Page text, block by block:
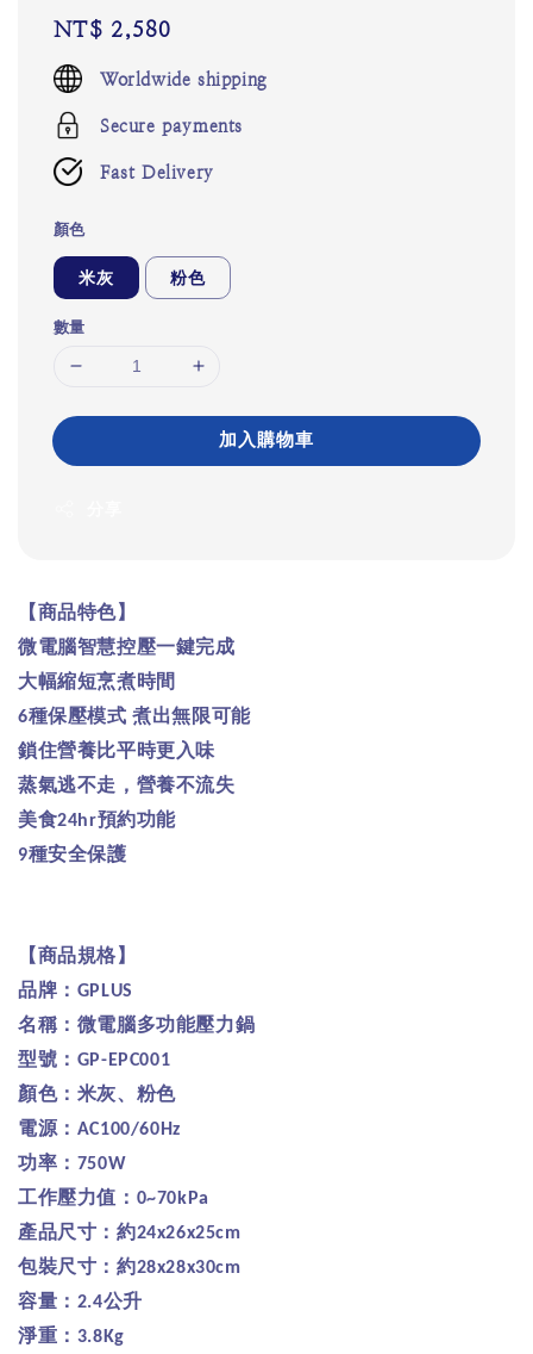
Regular
price
NT$ 2,580
Worldwide shipping
Secure payments
Fast Delivery
顏色
米灰 粉色
數量
加入購物車
【商品特色】
微電腦智慧控壓一鍵完成
大幅縮短烹煮時間
6種保壓模式 煮出無限可能
鎖住營養比平時更入味
蒸氣逃不走，營養不流失
美食24hr預約功能
9種安全保護
【商品規格】
品牌： GPLUS
名稱：微電腦多功能壓力鍋
型號： GP-EPC001
顏色：米灰、粉色
電源： AC100/60Hz
功率： 750W
工作壓力值： 0~70kPa
產品尺寸：約24x26x25cm
包裝尺寸：約28x28x30cm
容量： 2.4公升
淨重： 3.8Kg